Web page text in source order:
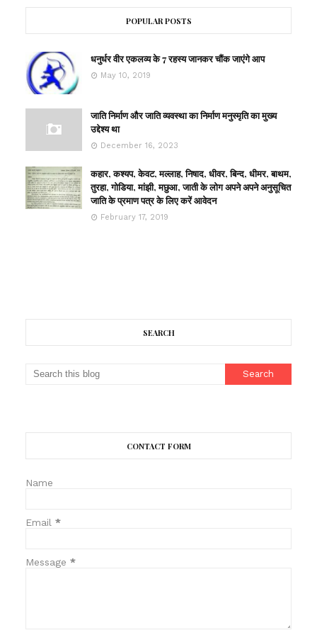
POPULAR POSTS
धनुर्धर वीर एकलव्य के 7 रहस्य जानकर चौंक जाएंगे आप
May 10, 2019
जाति निर्माण और जाति व्यवस्था का निर्माण मनुस्मृति का मुख्य
उद्देश्य था
December 16, 2023
कहार, कश्यप, केवट, मल्लाह, निषाद, धीवर, बिन्द, धीमर, बाथम,
तुरहा, गोडिया, मांझी, मछुआ, जाती के लोग अपने अपने अनुसूचित
जाति के प्रमाण पत्र के लिए करें आवेदन
February 17, 2019
SEARCH
CONTACT FORM
Name
Email *
Message *